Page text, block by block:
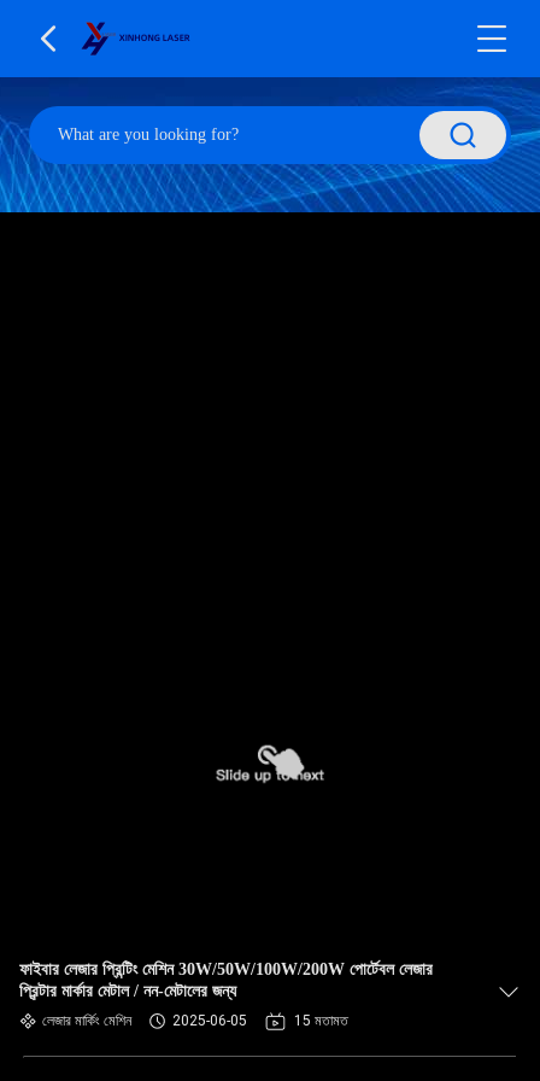
ফাইবার লেজার প্রিন্টিং মেশিন 30W/50W/100W/200W পোর্টেবল লেজার
প্রিন্টার মার্কার মেটাল / নন-মেটালের জন্য
লেজার মার্কিং মেশিন 2025-06-05 15 মতামত